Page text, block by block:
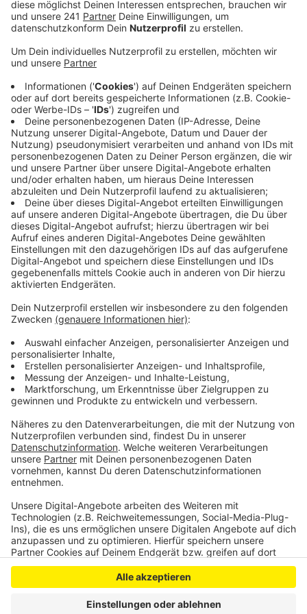
Anzeige
Fahrplan: Die RB 25 zwischen Köln und Lüdenscheid
fährt noch bis heute Abend um halb elf weiterhin
nur im Zwei-Stunden-Takt.
Veröffentlicht:Montag, 29.01.2024 06:36
Anzeige
Die S 11 zwischen Bergisch Gladbach und dem
Düsseldorfer Flughafen soll dagegen wieder nach Plan
fahren. Die RB 48 über Leichlingen war ohnehin nicht
vom Streik betroffen.
Die Bahn und die Gewerkschaft wollen ab dem 5.
Februar wieder miteinander verhandeln – unter
Ausschluss der Öffentlichkeit.Beide Seiten gaben an,
dass das Ziel ein Tarifabschluss Anfang März sei. Bis
sind damit aktuell kein Thema.
Anzeige
Anzeige